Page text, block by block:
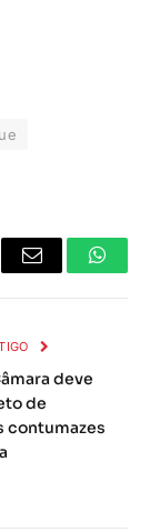
E-
deve
de
contumazes